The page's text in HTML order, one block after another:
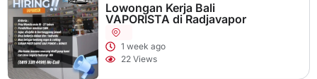
Lowongan Kerja Bali
VAPORISTA di Radjavapor
1 week ago
22 Views